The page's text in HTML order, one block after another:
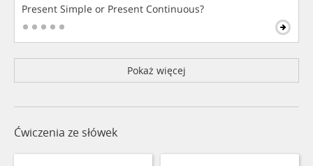
Present Simple or Present Continuous?
Pokaż więcej
Ćwiczenia ze słówek